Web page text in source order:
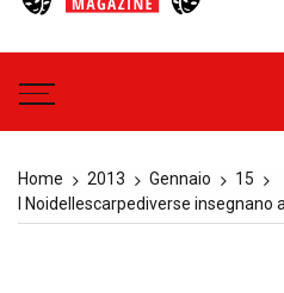
teatrali
Home 2013 Gennaio
15
I Noidellescarpediverse insegnano